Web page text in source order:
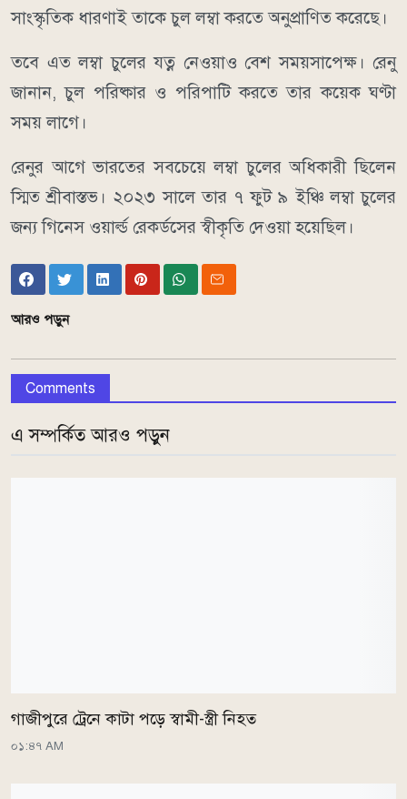
সাংস্কৃতিক ধারণাই তাকে চুল লম্বা করতে অনুপ্রাণিত করেছে।
তবে এত লম্বা চুলের যত্ন নেওয়াও বেশ সময়সাপেক্ষ। রেনু
জানান, চুল পরিষ্কার ও পরিপাটি করতে তার কয়েক ঘণ্টা
সময় লাগে।
রেনুর আগে ভারতের সবচেয়ে লম্বা চুলের অধিকারী ছিলেন
স্মিত শ্রীবাস্তভ। ২০২৩ সালে তার ৭ ফুট ৯ ইঞ্চি লম্বা চুলের
জন্য গিনেস ওয়ার্ল্ড রেকর্ডসের স্বীকৃতি দেওয়া হয়েছিল।
আরও পড়ুন
Comments
এ সম্পর্কিত আরও পড়ুন
গাজীপুরে ট্রেনে কাটা পড়ে স্বামী-স্ত্রী নিহত
০১:৪৭ AM